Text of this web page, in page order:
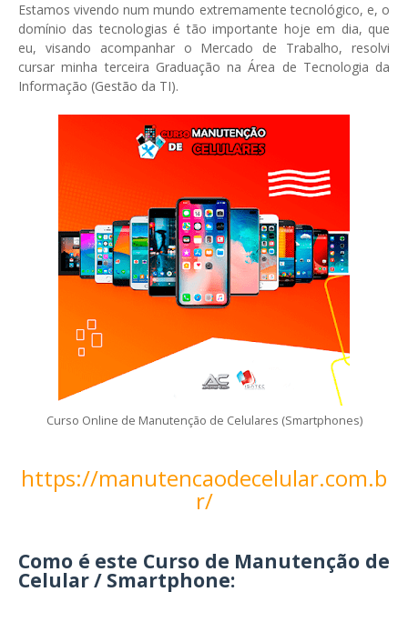
Estamos vivendo num mundo extremamente tecnológico, e, o
domínio das tecnologias é tão importante hoje em dia, que
eu, visando acompanhar o Mercado de Trabalho, resolvi
cursar minha terceira Graduação na Área de Tecnologia da
Informação (Gestão da TI).
Curso Online de Manutenção de Celulares (Smartphones)
https://manutencaodecelular.com.b
r/
Como é este Curso de Manutenção de
Celular / Smartphone: